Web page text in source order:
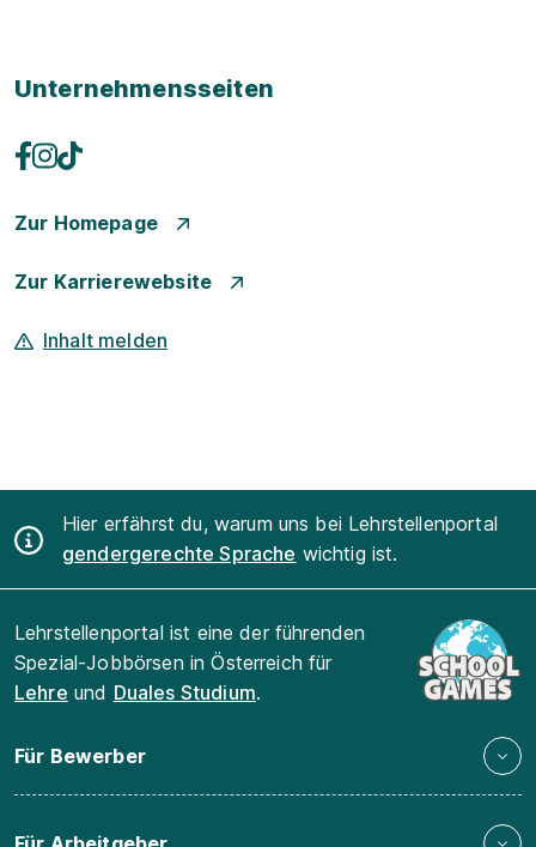
Unternehmensseiten
Zur Homepage
Zur Karrierewebsite
Inhalt melden
Hier erfährst du, warum uns bei Lehrstellenportal
gendergerechte Sprache wichtig ist.
Lehrstellenportal ist eine der führenden
Spezial-Jobbörsen in Österreich für
Lehre und Duales Studium.
Für Bewerber